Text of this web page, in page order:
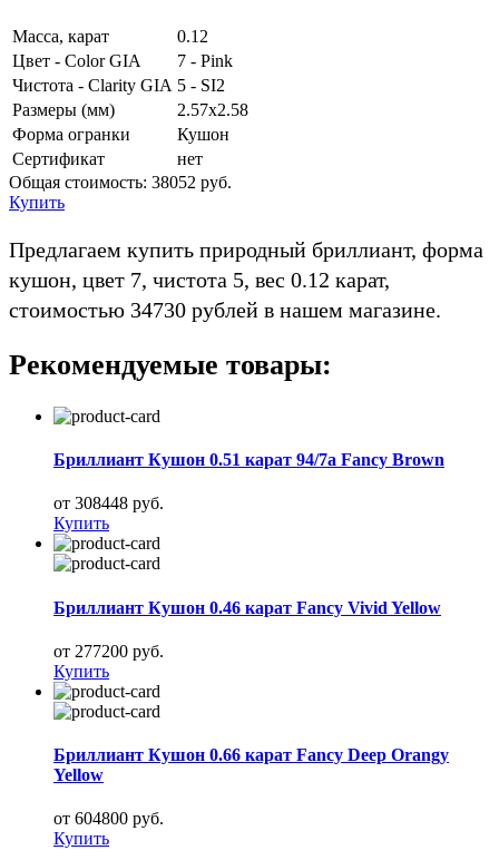
Масса, карат
0.12
Цвет - Color GIA
7 - Pink
Чистота - Clarity GIA 5 - SI2
Размеры (мм)
2.57x2.58
Форма огранки
Кушон
Сертификат
нет
Общая стоимость: 38052 руб.
Купить
Предлагаем купить природный бриллиант, форма
кушон, цвет 7, чистота 5, вес 0.12 карат,
стоимостью 34730 рублей в нашем магазине.
Рекомендуемые товары:
Бриллиант Кушон 0.51 карат 94/7а Fancy Brown
от 308448 руб.
Купить
Бриллиант Кушон 0.46 карат Fancy Vivid Yellow
от 277200 руб.
Купить
Бриллиант Кушон 0.66 карат Fancy Deep Orangy
Yellow
от 604800 руб.
Купить